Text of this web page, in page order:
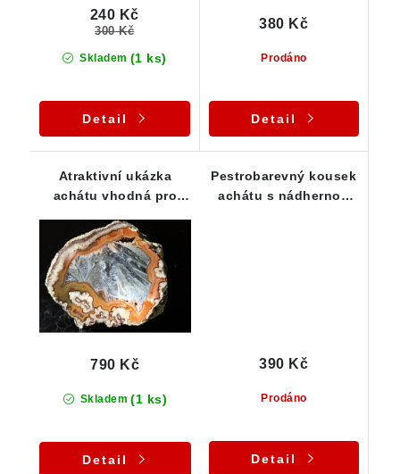
Skladem (1 ks)
240 Kč
300 Kč
Detail
Prodáno
380 Kč
Detail
Atraktivní ukázka
achátu vhodná pro
mm
Skladem (1 ks)
790 Kč
Detail
Pestrobarevný kousek
achátu s nádhernou
Prodáno
390 Kč
Detail